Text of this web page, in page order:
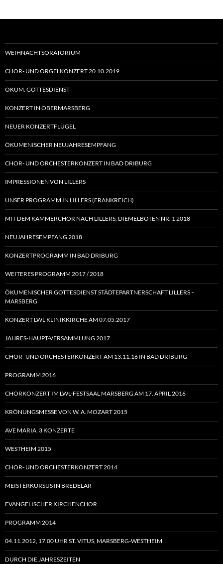
WEIHNACHTSORATORIUM
CHOR- UND ORGELKONZERT 20.10.2019
ÖKUM. GOTTESDIENST
KONZERT IN OBERMARSBERG
NEUER KONZERTFLÜGEL
ÖKUMENISCHER NEUJAHRESEMPFANG
CHOR- UND ORCHESTERKONZERT IN BAD DRIBURG
IMPRESSIONEN VON LILLERS
UNSER PROGRAMM IN LILLERS (FRANKREICH)
MIT DEM KAMMERCHOR NACH LILLERS, DIEMELBOTEN NR. 1 2018
NEUJAHRESEMPFANG 2018
KONZERTPROGRAMM IN BAD DRIBURG
WEITERES PROGRAMM 2017 / 2018
ÖKUMENISCHER GOTTESDIENST STÄDTEPARTNERSCHAFT LILLERS –
MARSBERG
KONZERT LWL KLINIKKIRCHE AM 07.05.2017
JAHRES-HAUPT-VERSAMMLUNG 2017
CHOR- UND ORCHESTERKONZERT AM 13.11.16 IN BAD DRIBURG
PROGRAMM 2016
CHORKONZERT IM LWL-FESTSAAL MARSBERG AM 17. APRIL 2016
KRÖNUNGSMESSE VON W. A. MOZART 2015
AVE MARIA, 3 KONZERTE
WESTHEIM 2015
CHOR- UND ORCHESTERKONZERT 2014
MEISTERKURSUS IN BREDELAR
EVANGELISCHER KIRCHENCHOR
PROGRAMM 2014
04.11.2012, 17.00 UHR ST. VITUS, MARSBERG-WESTHEIM
DURCH DIE JAHRESZEITEN